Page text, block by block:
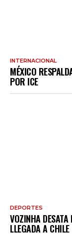
INTERNACIONAL
MÉXICO
POR ICE
DEPORTES
VOZINHA
LLEGADA A CHILE